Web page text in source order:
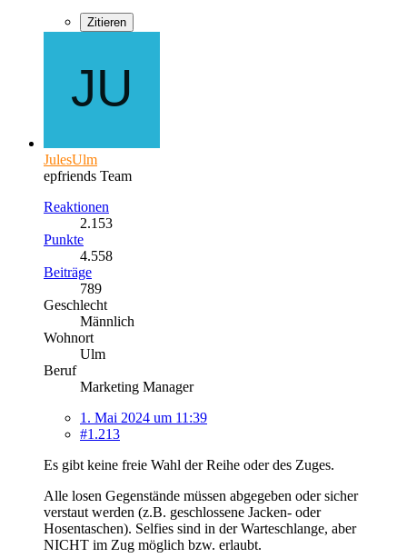
Zitieren
JulesUlm
epfriends Team
Reaktionen
2.153
Punkte
4.558
Beiträge
789
Geschlecht
Männlich
Wohnort
Ulm
Beruf
Marketing Manager
1. Mai 2024 um 11:39
#1.213
Es gibt keine freie Wahl der Reihe oder des Zuges.
Alle losen Gegenstände müssen abgegeben oder sicher
verstaut werden (z.B. geschlossene Jacken- oder
Hosentaschen). Selfies sind in der Warteschlange, aber
NICHT im Zug möglich bzw. erlaubt.